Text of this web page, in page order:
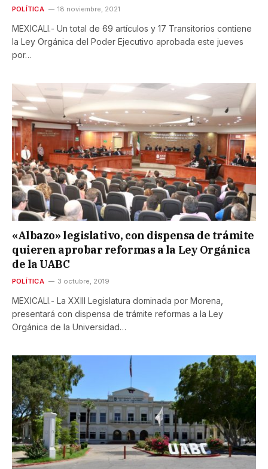
POLÍTICA 18 noviembre, 2021
MEXICALI.- Un total de 69 artículos y 17 Transitorios contiene
la Ley Orgánica del Poder Ejecutivo aprobada este jueves
por…
«Albazo» legislativo, con dispensa de trámite
quieren aprobar reformas a la Ley Orgánica
de la UABC
POLÍTICA 3 octubre, 2019
MEXICALI.- La XXIII Legislatura dominada por Morena,
presentará con dispensa de trámite reformas a la Ley
Orgánica de la Universidad…